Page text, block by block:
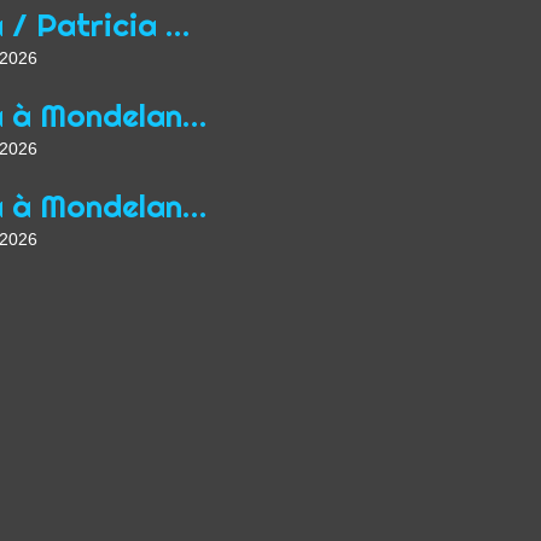
Yoga / Patricia Wirth / Mon parcours de professeur...
Yoga à Mondelange depuis 2013
Yoga à Mondelange Saison 2026/2027